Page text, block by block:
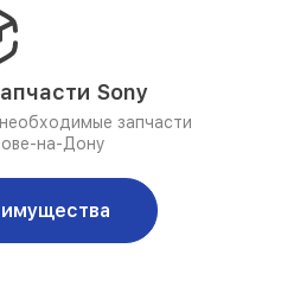
Sony
запчасти
на-Дону